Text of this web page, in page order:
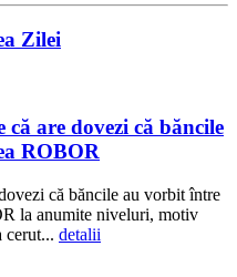
Zilei
are dovezi că băncile
ROBOR
că băncile au vorbit între
la anumite niveluri, motiv
cerut... detalii